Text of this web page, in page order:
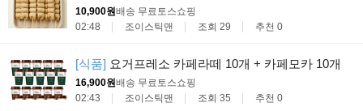
10,900원배송 무료 토스쇼핑
02:48
조이스틱맨 조회 29 추천 0
[식품] 요거프레소 카페라떼 10개 + 카페모카 10개
16,900원배송 무료 토스쇼핑
02:43
조이스틱맨 조회 35 추천 0